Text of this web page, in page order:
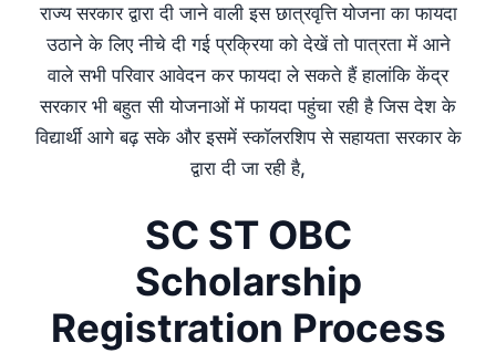
राज्य सरकार द्वारा दी जाने वाली इस छात्रवृत्ति योजना का फायदा
उठाने के लिए नीचे दी गई प्रक्रिया को देखें तो पात्रता में आने
वाले सभी परिवार आवेदन कर फायदा ले सकते हैं हालांकि केंद्र
सरकार भी बहुत सी योजनाओं में फायदा पहुंचा रही है जिस देश के
विद्यार्थी आगे बढ़ सके और इसमें स्कॉलरशिप से सहायता सरकार के
द्वारा दी जा रही है,
SC ST OBC
Scholarship
Registration Process